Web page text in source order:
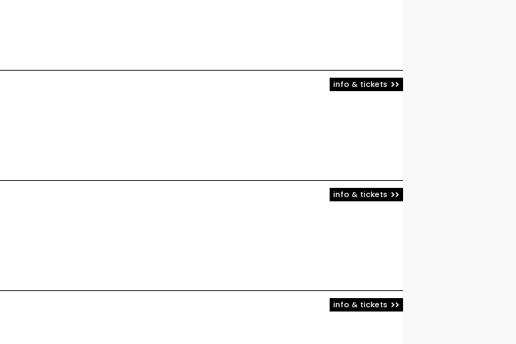
info & tickets
info & tickets
info & tickets